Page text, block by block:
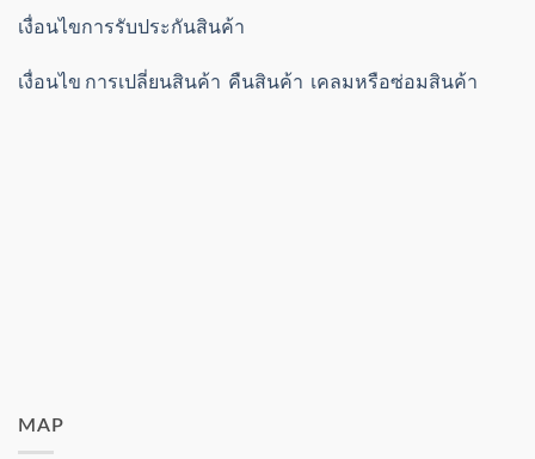
เงื่อนไขการรับประกันสินค้า
เงื่อนไข การเปลี่ยนสินค้า คืนสินค้า เคลมหรือซ่อมสินค้า
MAP